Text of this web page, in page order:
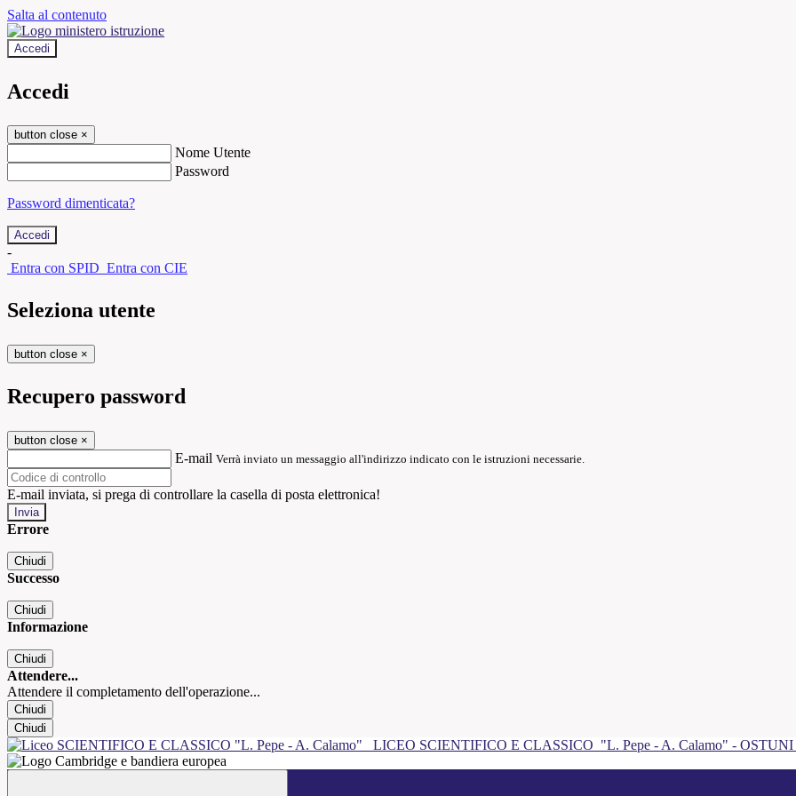
Salta al contenuto
Accedi
Accedi
button close ×
Nome Utente
Password
Password dimenticata?
-
Entra con SPID Entra con CIE
Seleziona utente
button close ×
Recupero password
button close ×
E-mail Verrà inviato un messaggio all'indirizzo indicato con le istruzioni necessarie.
E-mail inviata, si prega di controllare la casella di posta elettronica!
Errore
Chiudi
Successo
Chiudi
Informazione
Chiudi
Attendere...
Attendere il completamento dell'operazione...
Chiudi
Chiudi
LICEO SCIENTIFICO E CLASSICO "L. Pepe - A. Calamo" - OSTUNI